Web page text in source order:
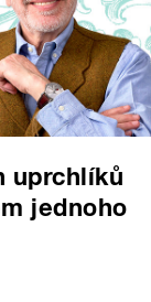
uprchlíků
jednoho